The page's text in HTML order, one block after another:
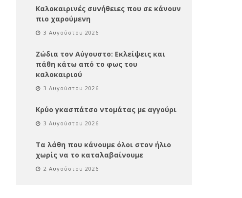
Καλοκαιρινές συνήθειες που σε κάνουν
πιο χαρούμενη
3 Αυγούστου 2026
Ζώδια τον Αύγουστο: Εκλείψεις και
πάθη κάτω από το φως του
καλοκαιριού
3 Αυγούστου 2026
Κρύο γκασπάτσο ντομάτας με αγγούρι
3 Αυγούστου 2026
Τα λάθη που κάνουμε όλοι στον ήλιο
χωρίς να το καταλαβαίνουμε
2 Αυγούστου 2026